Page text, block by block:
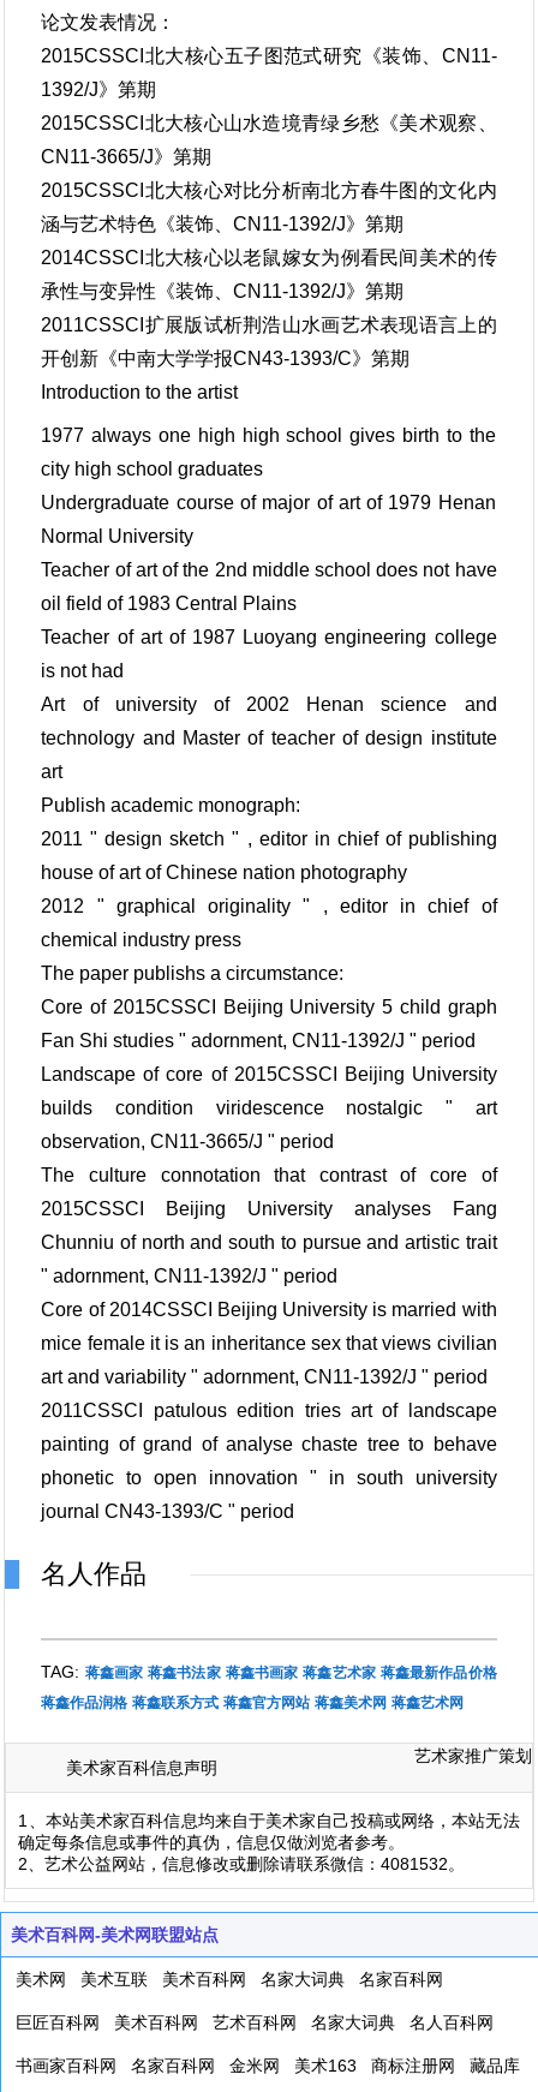
论文发表情况：
2015CSSCI北大核心五子图范式研究《装饰、CN11-
1392/J》第期
2015CSSCI北大核心山水造境青绿乡愁《美术观察、
CN11-3665/J》第期
2015CSSCI北大核心对比分析南北方春牛图的文化内
涵与艺术特色《装饰、CN11-1392/J》第期
2014CSSCI北大核心以老鼠嫁女为例看民间美术的传
承性与变异性《装饰、CN11-1392/J》第期
2011CSSCI扩展版试析荆浩山水画艺术表现语言上的
开创新《中南大学学报CN43-1393/C》第期
Introduction to the artist
1977 always one high high school gives birth to the
city high school graduates
Undergraduate course of major of art of 1979 Henan
Normal University
Teacher of art of the 2nd middle school does not have
oil field of 1983 Central Plains
Teacher of art of 1987 Luoyang engineering college
is not had
Art of university of 2002 Henan science and
technology and Master of teacher of design institute
art
Publish academic monograph:
2011 " design sketch " , editor in chief of publishing
house of art of Chinese nation photography
2012 " graphical originality " , editor in chief of
chemical industry press
The paper publishs a circumstance:
Core of 2015CSSCI Beijing University 5 child graph
Fan Shi studies " adornment, CN11-1392/J " period
Landscape of core of 2015CSSCI Beijing University
builds condition viridescence nostalgic " art
observation, CN11-3665/J " period
The culture connotation that contrast of core of
2015CSSCI Beijing University analyses Fang
Chunniu of north and south to pursue and artistic trait
" adornment, CN11-1392/J " period
Core of 2014CSSCI Beijing University is married with
mice female it is an inheritance sex that views civilian
art and variability " adornment, CN11-1392/J " period
2011CSSCI patulous edition tries art of landscape
painting of grand of analyse chaste tree to behave
phonetic to open innovation " in south university
journal CN43-1393/C " period
名人作品
TAG: 蒋鑫画家 蒋鑫书法家 蒋鑫书画家 蒋鑫艺术家 蒋鑫最新作品价格
蒋鑫作品润格 蒋鑫联系方式 蒋鑫官方网站 蒋鑫美术网 蒋鑫艺术网
美术家百科信息声明
艺术家推广策划
1、本站美术家百科信息均来自于美术家自己投稿或网络，本站无法
确定每条信息或事件的真伪，信息仅做浏览者参考。
2、艺术公益网站，信息修改或删除请联系微信：4081532。
美术百科网-美术网联盟站点
美术网 美术互联 美术百科网 名家大词典 名家百科网
巨匠百科网 美术百科网 艺术百科网 名家大词典 名人百科网
书画家百科网 名家百科网 金米网 美术163 商标注册网 藏品库